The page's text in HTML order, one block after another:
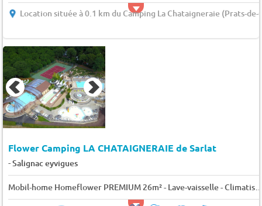
Location située à 0.1 km du Camping La Chataigneraie (Prats-de-
Flower Camping LA CHATAIGNERAIE de Sarlat
-Salignac eyvigues
Mobil-home Homeflower PREMIUM 26m² - Lave-vaisselle -